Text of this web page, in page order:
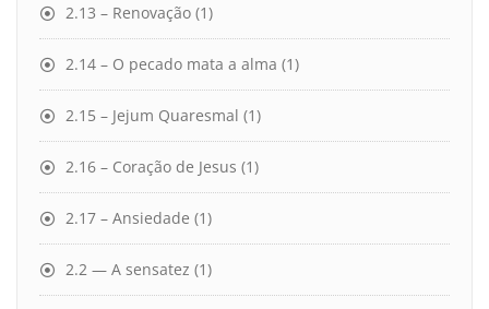
2.13 – Renovação (1)
2.14 – O pecado mata a alma (1)
2.15 – Jejum Quaresmal (1)
2.16 – Coração de Jesus (1)
2.17 – Ansiedade (1)
2.2 — A sensatez (1)